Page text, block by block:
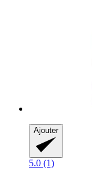
Ajouter
5.0 (1)